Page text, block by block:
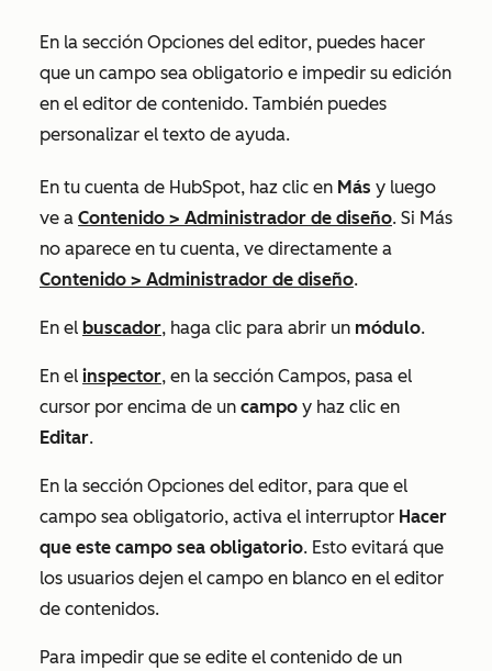
En la sección Opciones del editor, puedes hacer
que un campo sea obligatorio e impedir su edición
en el editor de contenido. También puedes
personalizar el texto de ayuda.
En tu cuenta de HubSpot, haz clic en Más y luego
ve a Contenido > Administrador de diseño. Si Más
no aparece en tu cuenta, ve directamente a
Contenido > Administrador de diseño.
En el buscador, haga clic para abrir un módulo.
En el inspector, en la sección Campos, pasa el
cursor por encima de un campo y haz clic en
Editar.
En la sección Opciones del editor, para que el
campo sea obligatorio, activa el interruptor Hacer
que este campo sea obligatorio. Esto evitará que
los usuarios dejen el campo en blanco en el editor
de contenidos.
Para impedir que se edite el contenido de un